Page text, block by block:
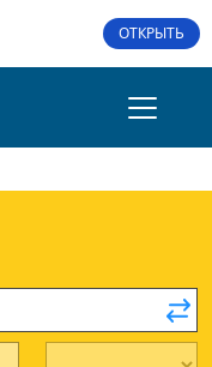
ОТКРЫТЬ